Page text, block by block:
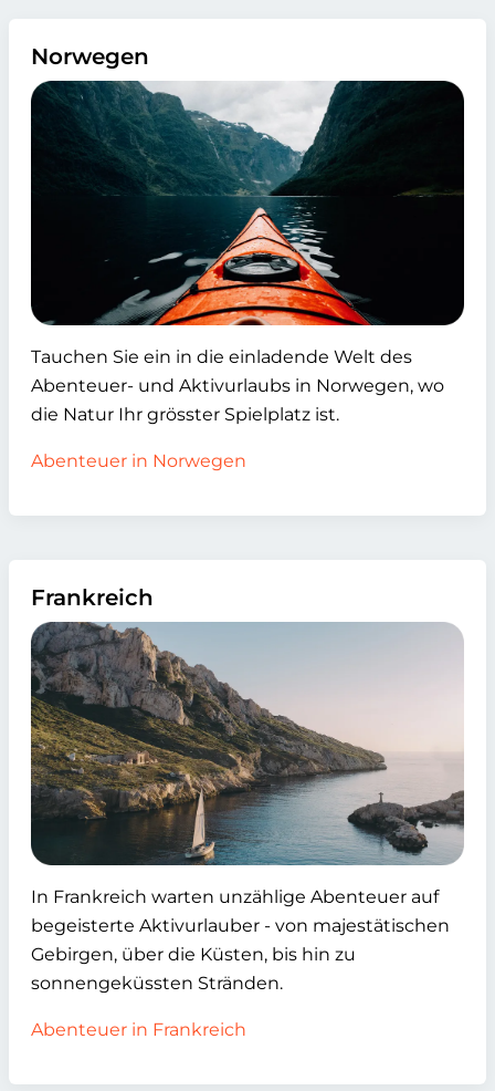
Norwegen
Tauchen Sie ein in die einladende Welt des
Abenteuer- und Aktivurlaubs in Norwegen, wo
die Natur Ihr grösster Spielplatz ist.
Abenteuer in Norwegen
Frankreich
In Frankreich warten unzählige Abenteuer auf
begeisterte Aktivurlauber - von majestätischen
Gebirgen, über die Küsten, bis hin zu
sonnengeküssten Stränden.
Abenteuer in Frankreich